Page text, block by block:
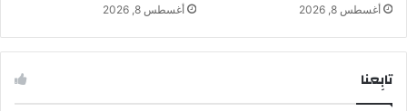
أغسطس 8, 2026 أغسطس 8, 2026
تابِعنا